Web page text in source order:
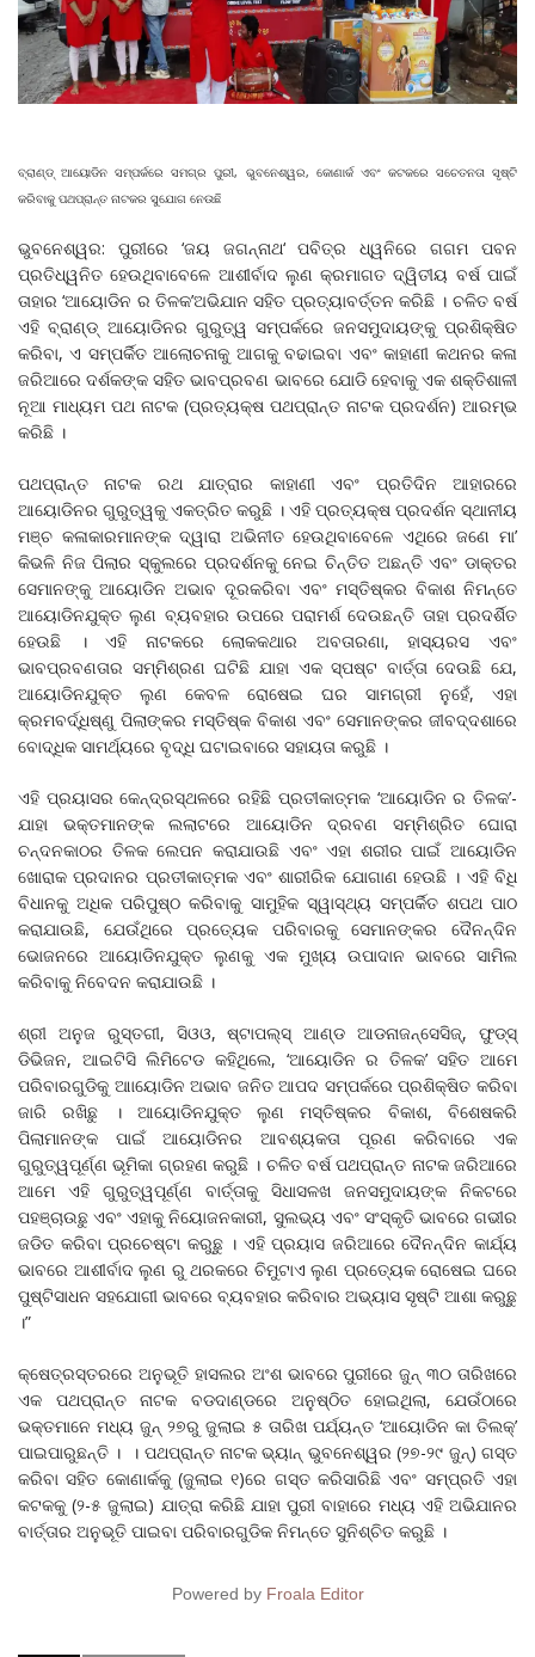
ବ୍ରାଣ୍ଡ୍‌ ଆୟୋଡିନ ସମ୍ପର୍କରେ ସମଗ୍ର ପୁରୀ, ଭୁବନେଶ୍ୱର, କୋଣାର୍କ ଏବଂ କଟକରେ ସଚେତନତା ସୃଷ୍ଟି
କରିବାକୁ ପଥପ୍ରାନ୍ତ ନାଟକର ସୁଯୋଗ ନେଉଛି
ଭୁବନେଶ୍ୱର: ପୁରୀରେ ‘ଜୟ ଜଗନ୍ନାଥ‘ ପବିତ୍ର ଧ୍ୱନିରେ ଗଗମ ପବନ
ପ୍ରତିଧ୍ୱନିତ ହେଉଥିବାବେଳେ ଆଶୀର୍ବାଦ ଲୁଣ କ୍ରମାଗତ ଦ୍ୱିତୀୟ ବର୍ଷ ପାଇଁ
ତାହାର ‘ଆୟୋଡିନ ର ତିଳକ’ଅଭିଯାନ ସହିତ ପ୍ରତ୍ୟାବର୍ତ୍ତନ କରିଛି । ଚଳିତ ବର୍ଷ
ଏହି ବ୍ରାଣ୍ଡ୍‌ ଆୟୋଡିନର ଗୁରୁତ୍ୱ ସମ୍ପର୍କରେ ଜନସମୁଦାୟଙ୍କୁ ପ୍ରଶିକ୍ଷିତ
କରିବା, ଏ ସମ୍ପର୍କିତ ଆଲୋଚନାକୁ ଆଗକୁ ବଢାଇବା ଏବଂ କାହାଣୀ କଥନର କଳା
ଜରିଆରେ ଦର୍ଶକଙ୍କ ସହିତ ଭାବପ୍ରବଣ ଭାବରେ ଯୋଡି ହେବାକୁ ଏକ ଶକ୍ତିଶାଳୀ
ନୂଆ ମାଧ୍ୟମ ପଥ ନାଟକ (ପ୍ରତ୍ୟକ୍ଷ ପଥପ୍ରାନ୍ତ ନାଟକ ପ୍ରଦର୍ଶନ) ଆରମ୍ଭ
କରିଛି ।
ପଥପ୍ରାନ୍ତ ନାଟକ ରଥ ଯାତ୍ରାର କାହାଣୀ ଏବଂ ପ୍ରତିଦିନ ଆହାରରେ
ଆୟୋଡିନର ଗୁରୁତ୍ୱକୁ ଏକତ୍ରିତ କରୁଛି । ଏହି ପ୍ରତ୍ୟକ୍ଷ ପ୍ରଦର୍ଶନ ସ୍ଥାନୀୟ
ମଞ୍ଚ କଳାକାରମାନଙ୍କ ଦ୍ୱାରା ଅଭିନୀତ ହେଉଥିବାବେଳେ ଏଥିରେ ଜଣେ ମା’
କିଭଳି ନିଜ ପିଲାର ସ୍କୁଲରେ ପ୍ରଦର୍ଶନକୁ ନେଇ ଚିନ୍ତିତ ଅଛନ୍ତି ଏବଂ ଡାକ୍ତର
ସେମାନଙ୍କୁ ଆୟୋଡିନ ଅଭାବ ଦୂରକରିବା ଏବଂ ମସ୍ତିଷ୍କର ବିକାଶ ନିମନ୍ତେ
ଆୟୋଡିନଯୁକ୍ତ ଲୁଣ ବ୍ୟବହାର ଉପରେ ପରାମର୍ଶ ଦେଉଛନ୍ତି ତାହା ପ୍ରଦର୍ଶିତ
ହେଉଛି । ଏହି ନାଟକରେ ଲୋକକଥାର ଅବତାରଣା, ହାସ୍ୟରସ ଏବଂ
ଭାବପ୍ରବଣତାର ସମ୍ମିଶ୍ରଣ ଘଟିଛି ଯାହା ଏକ ସ୍ପଷ୍ଟ ବାର୍ତ୍ତା ଦେଉଛି ଯେ,
ଆୟୋଡିନଯୁକ୍ତ ଲୁଣ କେବଳ ରୋଷେଇ ଘର ସାମଗ୍ରୀ ନୁହେଁ, ଏହା
କ୍ରମବର୍ଦ୍ଧିଷ୍ଣୁ ପିଲାଙ୍କର ମସ୍ତିଷ୍କ ବିକାଶ ଏବଂ ସେମାନଙ୍କର ଜୀବଦ୍ଦଶାରେ
ବୋଦ୍ଧିକ ସାମର୍ଥ୍ୟରେ ବୃଦ୍ଧି ଘଟାଇବାରେ ସହାୟତା କରୁଛି ।
ଏହି ପ୍ରୟାସର କେନ୍ଦ୍ରସ୍ଥଳରେ ରହିଛି ପ୍ରତୀକାତ୍ମକ ‘ଆୟୋଡିନ ର ତିଳକ’-
ଯାହା ଭକ୍ତମାନଙ୍କ ଲଲାଟରେ ଆୟୋଡିନ ଦ୍ରବଣ ସମ୍ମିଶ୍ରିତ ଘୋରା
ଚନ୍ଦନକାଠର ତିଳକ ଲେପନ କରାଯାଉଛି ଏବଂ ଏହା ଶରୀର ପାଇଁ ଆୟୋଡିନ
ଖୋରାକ ପ୍ରଦାନର ପ୍ରତୀକାତ୍ମକ ଏବଂ ଶାରୀରିକ ଯୋଗାଣ ହେଉଛି । ଏହି ବିଧି
ବିଧାନକୁ ଅଧିକ ପରିପୁଷ୍ଠ କରିବାକୁ ସାମୁହିକ ସ୍ୱାସ୍ଥ୍ୟ ସମ୍ପର୍କିତ ଶପଥ ପାଠ
କରାଯାଉଛି, ଯେଉଁଥିରେ ପ୍ରତ୍ୟେକ ପରିବାରକୁ ସେମାନଙ୍କର ଦୈନନ୍ଦିନ
ଭୋଜନରେ ଆୟୋଡିନଯୁକ୍ତ ଲୁଣକୁ ଏକ ମୁଖ୍ୟ ଉପାଦାନ ଭାବରେ ସାମିଲ
କରିବାକୁ ନିବେଦନ କରାଯାଉଛି ।
ଶ୍ରୀ ଅନୁଜ ରୁସ୍ତଗୀ, ସିଓଓ, ଷ୍ଟାପଲ୍‌ସ୍‌ ଆଣ୍ଡ ଆଡନାଜନ୍‌ସେସିଜ୍‌, ଫୁଡ୍‌ସ୍‌
ଡିଭିଜନ, ଆଇଟିସି ଲିମିଟେଡ କହିଥିଲେ, ‘ଆୟୋଡିନ ର ତିଳକ’ ସହିତ ଆମେ
ପରିବାରଗୁଡିକୁ ଆାୟୋଡିନ ଅଭାବ ଜନିତ ଆପଦ ସମ୍ପର୍କରେ ପ୍ରଶିକ୍ଷିତ କରିବା
ଜାରି ରଖିଛୁ । ଆୟୋଡିନଯୁକ୍ତ ଲୁଣ ମସ୍ତିଷ୍କର ବିକାଶ, ବିଶେଷକରି
ପିଲାମାନଙ୍କ ପାଇଁ ଆୟୋଡିନର ଆବଶ୍ୟକତା ପୂରଣ କରିବାରେ ଏକ
ଗୁରୁତ୍ୱପୂର୍ଣ୍ଣ ଭୂମିକା ଗ୍ରହଣ କରୁଛି । ଚଳିତ ବର୍ଷ ପଥପ୍ରାନ୍ତ ନାଟକ ଜରିଆରେ
ଆମେ ଏହି ଗୁରୁତ୍ୱପୂର୍ଣ୍ଣ ବାର୍ତ୍ତାକୁ ସିଧାସଳଖ ଜନସମୁଦାୟଙ୍କ ନିକଟରେ
ପହଞ୍ଚାଉଛୁ ଏବଂ ଏହାକୁ ନିୟୋଜନକାରୀ, ସୁଲଭ୍ୟ ଏବଂ ସଂସ୍କୃତି ଭାବରେ ଗଭୀର
ଜଡିତ କରିବା ପ୍ରଚେଷ୍ଟା କରୁଛୁ । ଏହି ପ୍ରୟାସ ଜରିଆରେ ଦୈନନ୍ଦିନ କାର୍ଯ୍ୟ
ଭାବରେ ଆଶୀର୍ବାଦ ଲୁଣ ରୁ ଥରକରେ ଚିମୁଟାଏ ଲୁଣ ପ୍ରତ୍ୟେକ ରୋଷେଇ ଘରେ
ପୁଷ୍ଟିସାଧନ ସହଯୋଗୀ ଭାବରେ ବ୍ୟବହାର କରିବାର ଅଭ୍ୟାସ ସୃଷ୍ଟି ଆଶା କରୁଛୁ
।”
କ୍ଷେତ୍ରସ୍ତରରେ ଅନୁଭୂତି ହାସଲର ଅଂଶ ଭାବରେ ପୁରୀରେ ଜୁନ୍‌ ୩୦ ତାରିଖରେ
ଏକ ପଥପ୍ରାନ୍ତ ନାଟକ ବଡଦାଣ୍ଡରେ ଅନୁଷ୍ଠିତ ହୋଇଥିଲା, ଯେଉଁଠାରେ
ଭକ୍ତମାନେ ମଧ୍ୟ ଜୁନ୍‌ ୨୭ରୁ ଜୁଲାଇ ୫ ତାରିଖ ପର୍ଯ୍ୟନ୍ତ ‘ଆୟୋଡିନ କା ତିଲକ୍‌’
ପାଇପାରୁଛନ୍ତି । । ପଥପ୍ରାନ୍ତ ନାଟକ ଭ୍ୟାନ୍‌ ଭୁବନେଶ୍ୱର (୨୭-୨୯ ଜୁନ୍‌) ଗସ୍ତ
କରିବା ସହିତ କୋଣାର୍କକୁ (ଜୁଲାଇ ୧)ରେ ଗସ୍ତ କରିସାରିଛି ଏବଂ ସମ୍ପ୍ରତି ଏହା
କଟକକୁ (୨-୫ ଜୁଲାଇ) ଯାତ୍ରା କରିଛି ଯାହା ପୁରୀ ବାହାରେ ମଧ୍ୟ ଏହି ଅଭିଯାନର
ବାର୍ତ୍ତାର ଅନୁଭୂତି ପାଇବା ପରିବାରଗୁଡିକ ନିମନ୍ତେ ସୁନିଶ୍ଚିତ କରୁଛି ।
Powered by Froala Editor